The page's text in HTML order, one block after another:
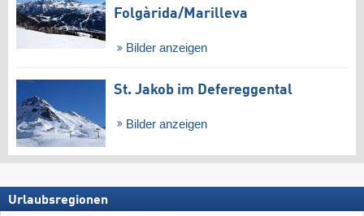
Folgàrida/​Marilleva
Bilder anzeigen
St. Jakob im Defereggental
Bilder anzeigen
Urlaubsregionen